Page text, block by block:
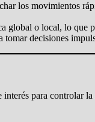
los movimientos
o local, lo que
decisiones
para controlar